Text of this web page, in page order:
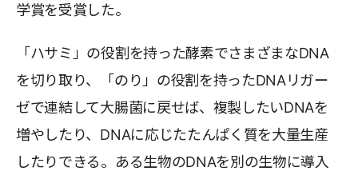
学賞を受賞した。
「ハサミ」の役割を持った酵素でさまざまなDNA
を切り取り、「のり」の役割を持ったDNAリガー
ゼで連結して大腸菌に戻せば、複製したいDNAを
増やしたり、DNAに応じたたんぱく質を大量生産
したりできる。ある生物のDNAを別の生物に導入